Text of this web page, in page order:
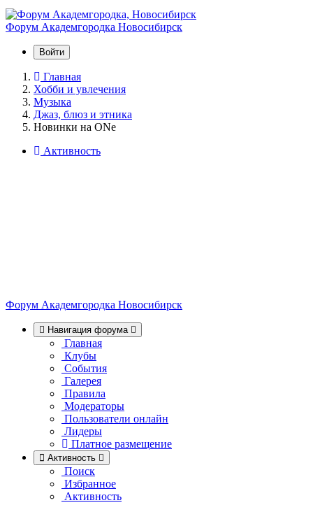
Форум Академгородка Новосибирск
Войти
Главная
Хобби и увлечения
Музыка
Джаз, блюз и этника
Новинки на ONe
Активность
Форум Академгородка Новосибирск
Навигация форума
Главная
Клубы
События
Галерея
Правила
Модераторы
Пользователи онлайн
Лидеры
Платное размещение
Активность
Поиск
Избранное
Активность